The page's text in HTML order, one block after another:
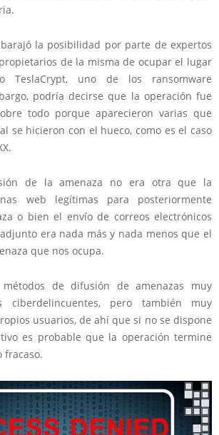
la posibilidad por parte de expertos
de la misma de ocupar el lugar
TeslaCrypt, uno de los ransomware
podría decirse que la operación fue
todo porque aparecieron varias que
se hicieron con el hueco, como es el caso
de la amenaza no era otra que la
web legítimas para posteriormente
o bien el envío de correos electrónicos
era nada más y nada menos que el
que nos ocupa.
de difusión de amenazas muy
ciberdelincuentes, pero también muy
usuarios, de ahí que si no se dispone
es probable que la operación termine
fracaso.